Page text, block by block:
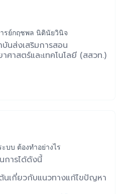
รย์กฤชพล นิตินัยวินิจ
บันส่งเสริมการสอน
ศาสตร์และเทคโนโลยี (สสวท.)
บบ ต้องทำอย่างไร
การได้ดังนี้
นเกี่ยวกับแนวทางแก้ไขปัญหา